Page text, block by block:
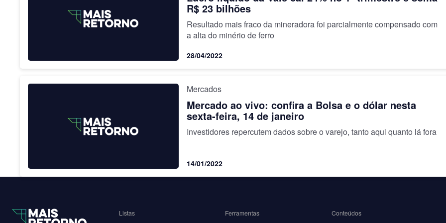
R$ 23 bilhões
Resultado mais fraco da mineradora foi parcialmente compensado com
a alta do minério de ferro
28/04/2022
Mercados
Mercado ao vivo: confira a Bolsa e o dólar nesta
sexta-feira, 14 de janeiro
Investidores repercutem dados sobre o varejo, tanto aqui quanto lá fora
14/01/2022
Listas Ferramentas Conteúdos